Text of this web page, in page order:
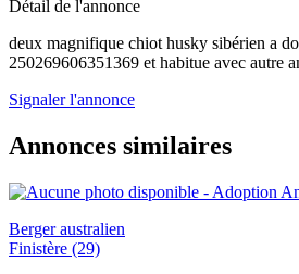
Détail de l'annonce
deux magnifique chiot husky sibérien a
250269606351369 et habitue avec autre
Signaler l'annonce
Annonces similaires
Berger australien
Finistère (29)